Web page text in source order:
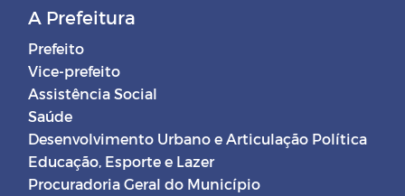
A Prefeitura
Prefeito
Vice-prefeito
Assistência Social
Saúde
Desenvolvimento Urbano e Articulação Política
Educação, Esporte e Lazer
Procuradoria Geral do Município